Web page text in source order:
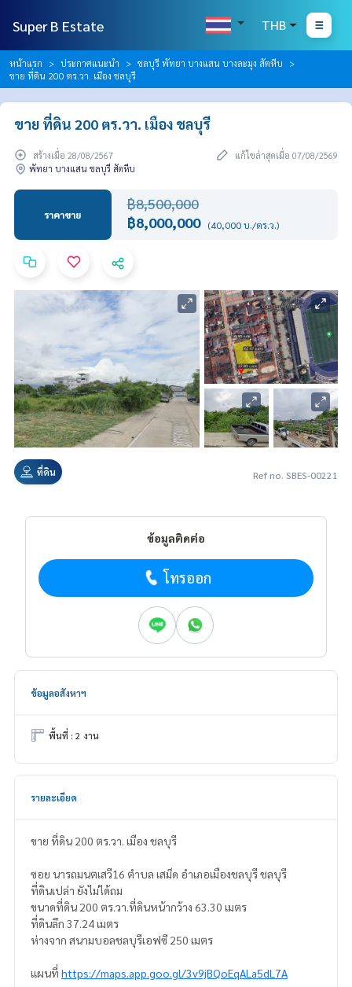
Super B Estate THB
หน้าแรก ประกาศแนะนำ
ชลบุรี พัทยา บางแสน บางละมุง สัตหีบ
ขาย ที่ดิน 200 ตร.วา. เมือง ชลบุรี
ขาย ที่ดิน 200 ตร.วา. เมือง ชลบุรี
สร้างเมื่อ 28/08/2567
แก้ไขล่าสุดเมื่อ 07/08/2569
พัทยา บางแสน ชลบุรี สัตหีบ
ราคาขาย
฿8,500,000
฿8,000,000 (40,000 บ./ตร.ว.)
ที่ดิน Ref no. SBES-00221
ข้อมูลติดต่อ
โทรออก
ข้อมูลอสังหาฯ
พื้นที่ : 2 งาน
รายละเอียด
ขาย ที่ดิน 200 ตร.วา. เมือง ชลบุรี
ซอย นารถมนตเสวี16 ตำบล เสม็ด อำเภอเมืองชลบุรี ชลบุรี
ที่ดินเปล่า ยังไม่ได้ถม
ขนาดที่ดิน 200 ตร.วา.ที่ดินหน้ากว้าง 63.30 เมตร
ที่ดินลึก 37.24 เมตร
ห่างจาก สนามบอลชลบุรีเอฟซี 250 เมตร
แผนที่ https://maps.app.goo.gl/3v9jBQoEqALa5dL7A